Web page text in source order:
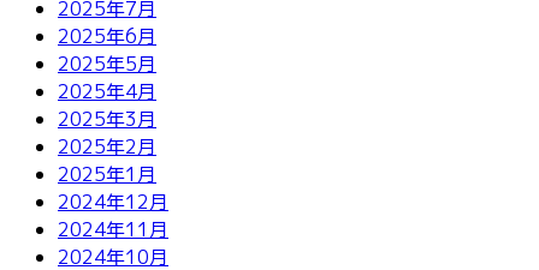
2025年7月
2025年6月
2025年5月
2025年4月
2025年3月
2025年2月
2025年1月
2024年12月
2024年11月
2024年10月